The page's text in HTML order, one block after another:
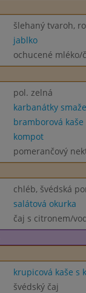
šlehaný tvaroh,
jablko
ochucené mléko/
pol. zelná
karbanátky
bramborová kaše
kompot
pomerančový
chléb, švédská
salátová okurka
čaj s citronem/
krupicová kaše s
švédský čaj